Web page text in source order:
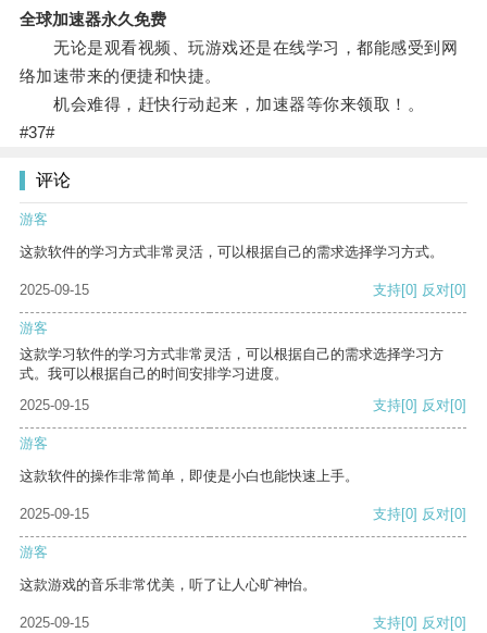
全球加速器永久免费
无论是观看视频、玩游戏还是在线学习，都能感受到网
络加速带来的便捷和快捷。
机会难得，赶快行动起来，加速器等你来领取！。
#37#
评论
游客
这款软件的学习方式非常灵活，可以根据自己的需求选择学习方式。
2025-09-15 支持[0] 反对[0]
游客
这款学习软件的学习方式非常灵活，可以根据自己的需求选择学习方
式。我可以根据自己的时间安排学习进度。
2025-09-15
支持[0] 反对[0]
游客
这款软件的操作非常简单，即使是小白也能快速上手。
2025-09-15 支持[0] 反对[0]
游客
这款游戏的音乐非常优美，听了让人心旷神怡。
2025-09-15 支持[0] 反对[0]